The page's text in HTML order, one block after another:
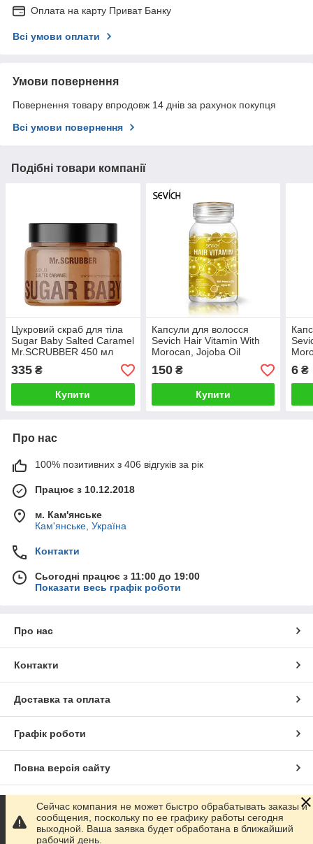
Оплата на карту Приват Банку
Всі умови оплати
Умови повернення
Повернення товару впродовж 14 днів за рахунок покупця
Всі умови повернення
Подібні товари компанії
Цукровий скраб для тіла
Sugar Baby Salted Caramel
Mr.SCRUBBER 450 мл
335 ₴
Купити
Капсули для волосся
Sevich Hair Vitamin With
Morocan, Jojoba Oil
(марокканська олія та
жожоба) 30 капсул
150₴
Купити
6 ₴
Про нас
100% позитивних з 406 відгуків за рік
Працює з 10.12.2018
м. Кам'янське
Кам'янське, Україна
Контакти
Сьогодні працює з 11:00 до 19:00
Показати весь графік роботи
Про нас
Контакти
Доставка та оплата
Графік роботи
Повна версія сайту
Сайт створено на маркетплейсі Prom.ua
Політика конфіденційності
Сейчас компания не может быстро обрабатывать заказы и
сообщения, поскольку по ее графику работы сегодня
выходной. Ваша заявка будет обработана в ближайший
рабочий день.